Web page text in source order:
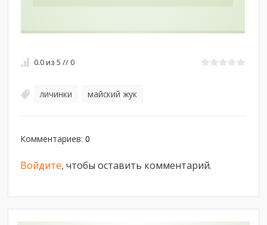
0.0из5 // 0
личинки майский жук
Комментариев:0
Войдите, чтобы оставить комментарий.